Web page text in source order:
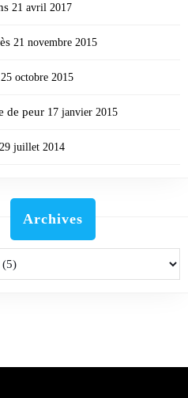
21 avril 2017
21 novembre 2015
25 octobre 2015
de peur 17 janvier 2015
29 juillet 2014
Archives